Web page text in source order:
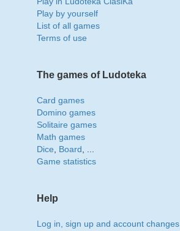
Play by yourself
List of all games
Terms of use
The games of Ludoteka
Card games
Domino games
Solitaire games
Math games
Dice
Board
Game statistics
Help
Log in, sign up and account changes